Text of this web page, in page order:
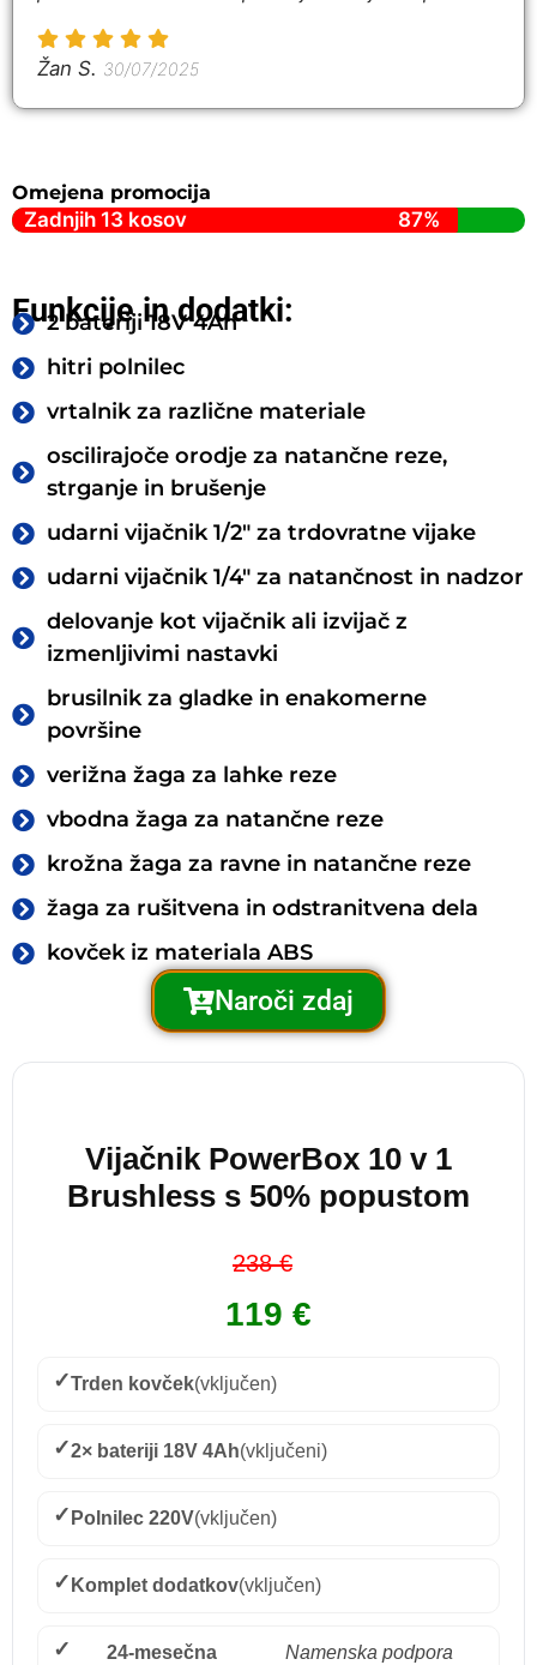
Žan S. 30/07/2025
Omejena promocija
Zadnjih 13 kosov 87%
Funkcije in dodatki:
2 bateriji 18V 4Ah
hitri polnilec
vrtalnik za različne materiale
oscilirajoče orodje za natančne reze,
strganje in brušenje
udarni vijačnik 1/2″ za trdovratne vijake
udarni vijačnik 1/4″ za natančnost in nadzor
delovanje kot vijačnik ali izvijač z
izmenljivimi nastavki
brusilnik za gladke in enakomerne
površine
verižna žaga za lahke reze
vbodna žaga za natančne reze
krožna žaga za ravne in natančne reze
žaga za rušitvena in odstranitvena dela
kovček iz materiala ABS
Naroči zdaj
Vijačnik PowerBox 10 v 1
Brushless s 50% popustom
238 €
119 €
✓Trden kovček(vključen)
✓2× bateriji 18V 4Ah(vključeni)
✓ Polnilec 220V(vključen)
✓ Komplet dodatkov(vključen)
✓
24-mesečna
Namenska podpora